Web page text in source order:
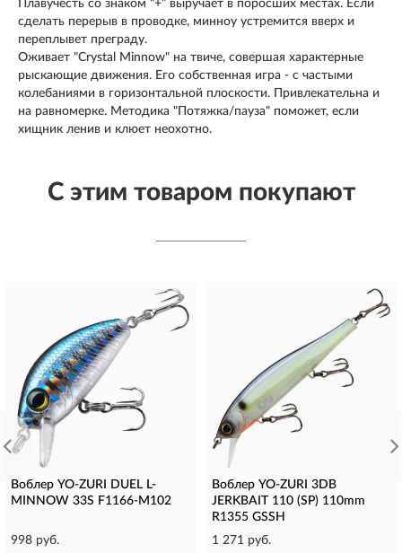
Плавучесть со знаком "+" выручает в поросших местах. Если
сделать перерыв в проводке, минноу устремится вверх и
переплывет преграду.
Оживает "Crystal Minnow" на твиче, совершая характерные
рыскающие движения. Его собственная игра - с частыми
колебаниями в горизонтальной плоскости. Привлекательна и
на равномерке. Методика "Потяжка/пауза" поможет, если
хищник ленив и клюет неохотно.
С этим товаром покупают
Воблер YO-ZURI DUEL L-
MINNOW 33S F1166-M102
998 руб.
Воблер YO-ZURI 3DB
JERKBAIT 110 (SP) 110mm
R1355 GSSH
1 271 руб.